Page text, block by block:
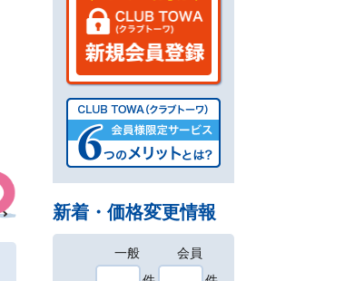
新着・価格変更情報
一般 会員